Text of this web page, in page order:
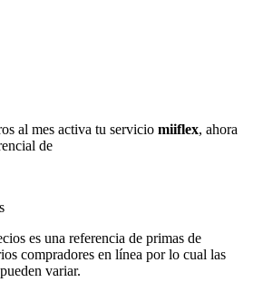
al mes activa tu servicio miiflex, ahora
de
es una referencia de primas de
compradores en línea por lo cual las
variar.